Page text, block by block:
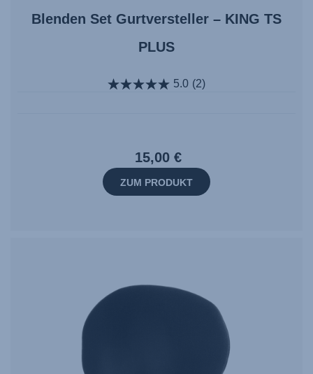
Blenden Set Gurtversteller – KING TS
PLUS
5.0 (2)
15,00 €
ZUM PRODUKT